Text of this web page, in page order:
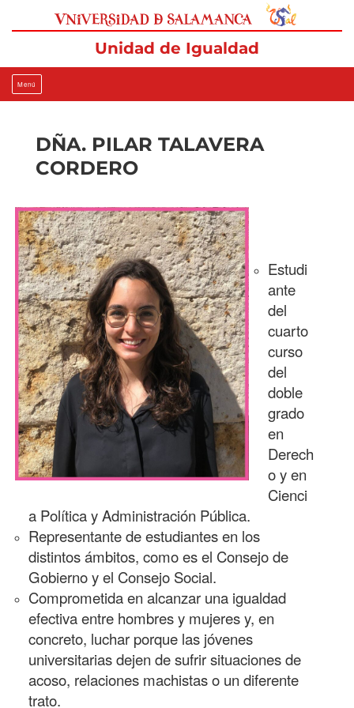
Unidad de Igualdad
Menú
DÑA. PILAR TALAVERA
CORDERO
Estudi
ante
del
cuarto
curso
del
doble
grado
en
Derech
o y en
Cienci
a Política y Administración Pública.
Representante de estudiantes en los
distintos ámbitos, como es el Consejo de
Gobierno y el Consejo Social.
Comprometida en alcanzar una igualdad
efectiva entre hombres y mujeres y, en
concreto, luchar porque las jóvenes
universitarias dejen de sufrir situaciones de
acoso, relaciones machistas o un diferente
trato.